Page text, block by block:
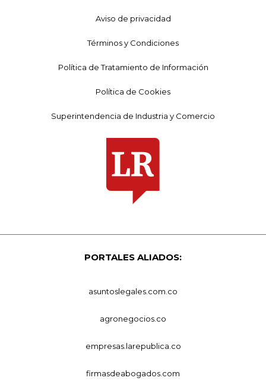
Aviso de privacidad
Términos y Condiciones
Política de Tratamiento de Información
Política de Cookies
Superintendencia de Industria y Comercio
PORTALES ALIADOS:
asuntoslegales.com.co
agronegocios.co
empresas.larepublica.co
firmasdeabogados.com